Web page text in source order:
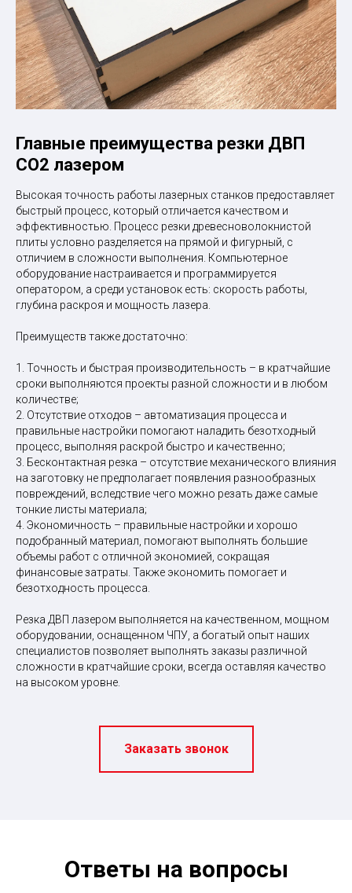
Главные преимущества резки ДВП
СО2 лазером
Высокая точность работы лазерных станков предоставляет
быстрый процесс, который отличается качеством и
эффективностью. Процесс резки древесноволокнистой
плиты условно разделяется на прямой и фигурный, с
отличием в сложности выполнения. Компьютерное
оборудование настраивается и программируется
оператором, а среди установок есть: скорость работы,
глубина раскроя и мощность лазера.
Преимуществ также достаточно:
1. Точность и быстрая производительность – в кратчайшие
сроки выполняются проекты разной сложности и в любом
количестве;
2. Отсутствие отходов – автоматизация процесса и
правильные настройки помогают наладить безотходный
процесс, выполняя раскрой быстро и качественно;
3. Бесконтактная резка – отсутствие механического влияния
на заготовку не предполагает появления разнообразных
повреждений, вследствие чего можно резать даже самые
тонкие листы материала;
4. Экономичность – правильные настройки и хорошо
подобранный материал, помогают выполнять большие
объемы работ с отличной экономией, сокращая
финансовые затраты. Также экономить помогает и
безотходность процесса.
Резка ДВП лазером выполняется на качественном, мощном
оборудовании, оснащенном ЧПУ, а богатый опыт наших
специалистов позволяет выполнять заказы различной
сложности в кратчайшие сроки, всегда оставляя качество
на высоком уровне.
Заказать звонок
Ответы на вопросы